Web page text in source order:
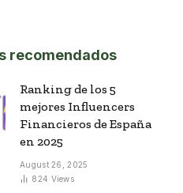
recomendados
Ranking de los 5
mejores Influencers
Financieros de España
en 2025
August 26, 2025
824 Views